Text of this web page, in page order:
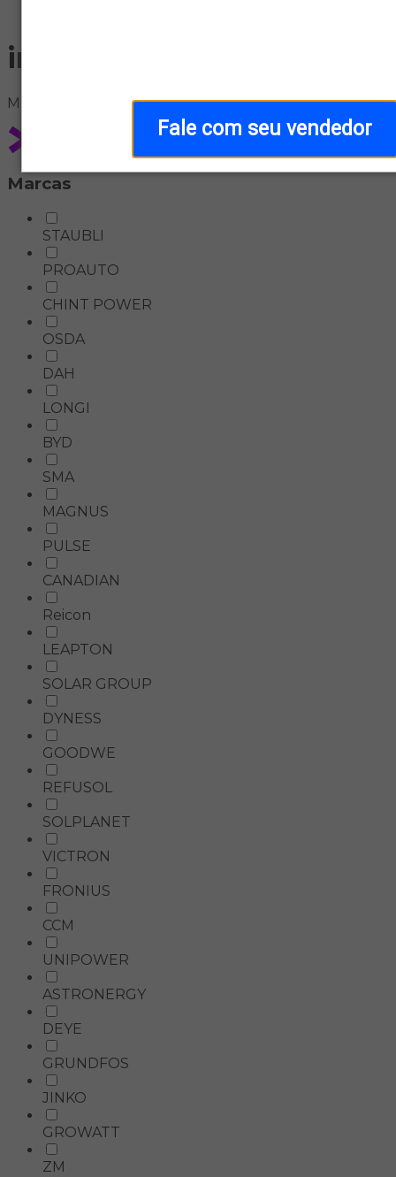
Fale com seu vendedor
inversor-solar-off-grid
Meus
Marcas
STAUBLI
PROAUTO
CHINT POWER
OSDA
DAH
LONGI
BYD
SMA
MAGNUS
PULSE
CANADIAN
Reicon
LEAPTON
SOLAR GROUP
DYNESS
GOODWE
REFUSOL
SOLPLANET
VICTRON
FRONIUS
CCM
UNIPOWER
ASTRONERGY
DEYE
GRUNDFOS
JINKO
GROWATT
ZM